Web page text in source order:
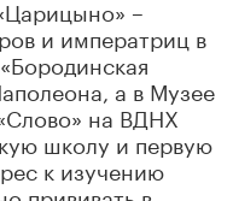
–
и императриц в
а в Музее
на ВДНХ
школу и первую
к изучению